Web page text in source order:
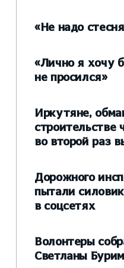
«Не надо
«Лично я хочу
не просился»
Иркутяне,
строительстве
во второй раз
Дорожного
пытали
в соцсетях
Волонтеры
Светланы Бурим